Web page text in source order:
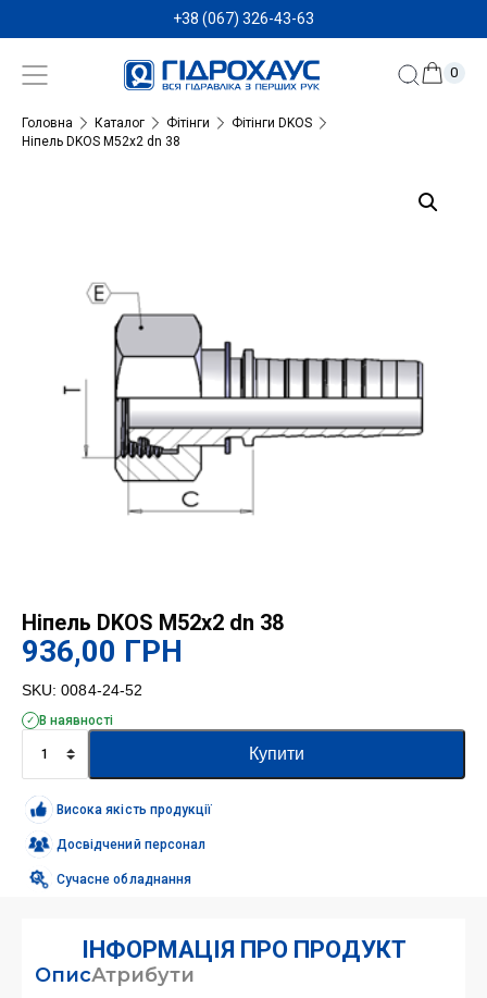
+38 (067) 326-43-63
0
Головна Каталог Фітінги
Фітінги DKOS
Ніпель DKOS M52x2 dn 38
Ніпель DKOS M52x2 dn 38
936,00 ГРН
SKU: 0084-24-52
В наявності
DKOS
M52x2
dn
38
кількість
Купити
Висока якість продукції
Досвідчений персонал
Сучасне обладнання
ІНФОРМАЦІЯ ПРО ПРОДУКТ
ОписАтрибути